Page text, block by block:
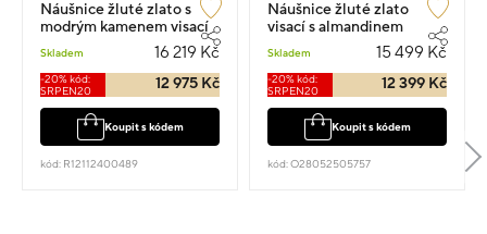
Náušnice žluté zlato s
modrým kamenem visací
Skladem 16 219 Kč
-20% kód:
SRPEN20
12 975 Kč
Koupit s kódem
kód: R12112400489
Náušnice žluté zlato
visací s almandinem
osazené zirkony 2cm 4.1g
Skladem 15 499 Kč
-20% kód:
SRPEN20
12 399 Kč
Koupit s kódem
kód: O28052505757